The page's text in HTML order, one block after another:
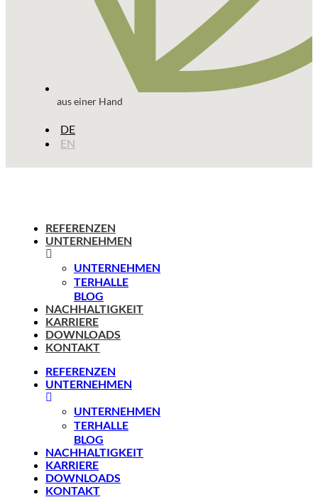
aus einer Hand
DE
EN
REFERENZEN
UNTERNEHMEN
UNTERNEHMEN
TERHALLE
BLOG
NACHHALTIGKEIT
KARRIERE
DOWNLOADS
KONTAKT
REFERENZEN
UNTERNEHMEN
UNTERNEHMEN
TERHALLE
BLOG
NACHHALTIGKEIT
KARRIERE
DOWNLOADS
KONTAKT